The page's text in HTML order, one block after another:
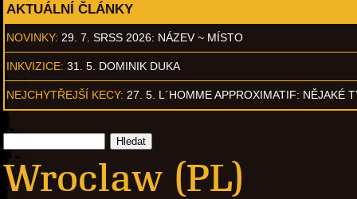
AKTUÁLNÍ ČLÁNKY
NOVINKY: 29. 7. SRSS 2026: NÁZEV ~ MÍSTO
INKVIZICE: 31. 5. DOMINIK DUKA
NEJCHYTŘEJŠÍ KECY: 27. 5. L´HOMME APPROXIMATIF: NĚJAKÉ
Wroclaw (PL)